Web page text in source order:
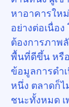
หาอาคารให
อย่างต่อเนื่อง
ต้องการภา
พื้นที่ดีขึ้น หรื
ข้อมูลการดำ
หนึ่ง ตลาดก็ไ
ชนะทั้งหมด เ